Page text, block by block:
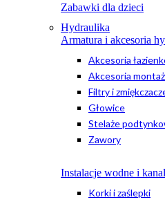
Zabawki dla dzieci
Hydraulika
Armatura i akcesoria
Akcesoria
Akcesoria
Filtry i
Głowice
Stelaże
Zawory
Instalacje wodne i
Korki i zaślepki